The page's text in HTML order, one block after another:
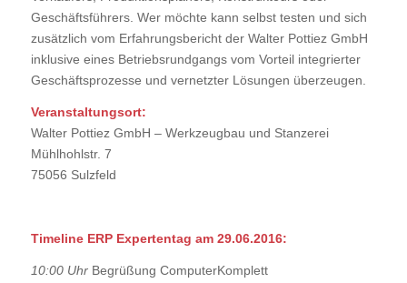
Geschäftsführers. Wer möchte kann selbst testen und sich
zusätzlich vom Erfahrungsbericht der Walter Pottiez GmbH
inklusive eines Betriebsrundgangs vom Vorteil integrierter
Geschäftsprozesse und vernetzter Lösungen überzeugen.
Veranstaltungsort:
Walter Pottiez GmbH – Werkzeugbau und Stanzerei
Mühlhohlstr. 7
75056 Sulzfeld
Timeline ERP Expertentag am 29.06.2016:
10:00 UhrBegrüßung ComputerKomplett